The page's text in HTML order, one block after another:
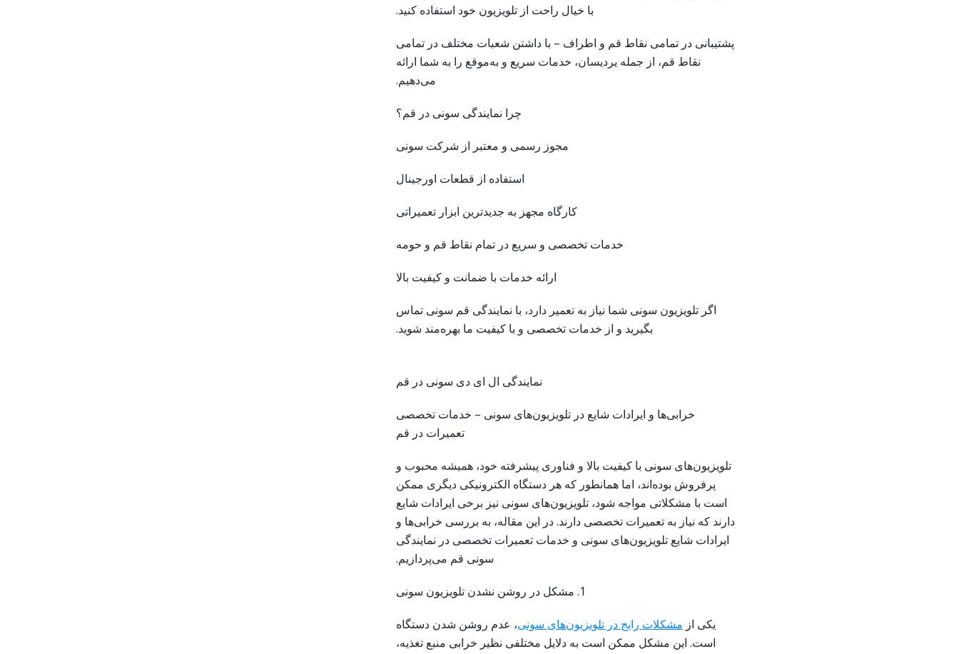
با خیال راحت از تلویزیون خود استفاده کنید.
پشتیبانی در تمامی نقاط قم و اطراف – با داشتن شعبات مختلف در تمامی
نقاط قم، از جمله یردیسان، خدمات سریع و به‌موقع را به شما ارائه
می‌دهیم.
چرا نمایندگی سونی در قم؟
مجوز رسمی و معتبر از شرکت سونی
استفاده از قطعات اورجینال
کارگاه مجهز به جدیدترین ابزار تعمیراتی
خدمات تخصصی و سریع در تمام نقاط قم و حومه
ارائه خدمات با ضمانت و کیفیت بالا
اگر تلویزیون سونی شما نیاز به تعمیر دارد، با نمایندگی قم سونی تماس
بگیرید و از خدمات تخصصی و با کیفیت ما بهره‌مند شوید.
نمایندگی ال ای دی سونی در قم
خرابی‌ها و ایرادات شایع در تلویزیون‌های سونی – خدمات تخصصی
تعمیرات در قم
تلویزیون‌های سونی با کیفیت بالا و فناوری پیشرفته خود، همیشه محبوب و
پرفروش بوده‌اند، اما همانطور که هر دستگاه الکترونیکی دیگری ممکن
است با مشکلاتی مواجه شود، تلویزیون‌های سونی نیز برخی ایرادات شایع
دارند که نیاز به تعمیرات تخصصی دارند. در این مقاله، به بررسی خرابی‌ها و
ایرادات شایع تلویزیون‌های سونی و خدمات تعمیرات تخصصی در نمایندگی
سونی قم می‌پردازیم.
1. مشکل در روشن نشدن تلویزیون سونی
یکی از مشکلات رایج در تلویزیون‌های سونی، عدم روشن شدن دستگاه
است. این مشکل ممکن است به دلایل مختلفی نظیر خرابی منبع تغذیه،